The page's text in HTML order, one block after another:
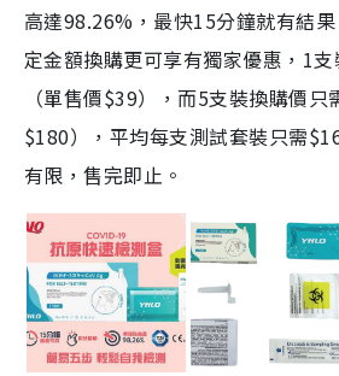
高達98.26%，最快15分鐘就有結
定金額換購更可享有獨家優惠，1
（單售價$39），而5支裝換購價
$180），平均每支測試套裝只需
有限，售完即止。